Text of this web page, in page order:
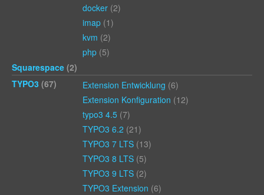
docker (2)
imap (1)
kvm (2)
php (5)
Squarespace (2)
TYPO3 (67) Extension Entwicklung (6)
Extension Konfiguration (12)
typo3 4.5 (7)
TYPO3 6.2 (21)
TYPO3 7 LTS (13)
TYPO3 8 LTS (5)
TYPO3 9 LTS (2)
TYPO3 Extension (6)